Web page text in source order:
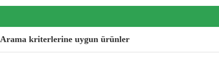
Arama kriterlerine uygun ürünler